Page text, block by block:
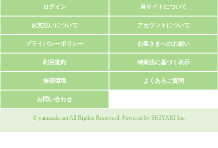
ログイン 当サイトについて
お支払いについて アカウントについて
プライバシーポリシー お客さまへのお願い
利用規約 特商法に基づく表示
推奨環境 よくあるご質問
お問い合わせ
© yamazaki aoi All Rigthts Reserverd. Powered by SKIYAKI Inc.